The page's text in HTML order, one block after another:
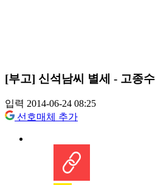
[부고] 신석남씨 별세 - 고종
입력 2014-06-24 08:25
선호매체 추가